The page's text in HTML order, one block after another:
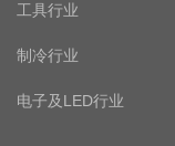
工具行业
制冷行业
电子及LED行业